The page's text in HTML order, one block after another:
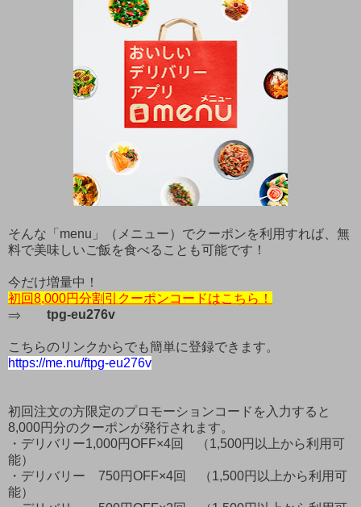
そんな「menu」（メニュー）でクーポンを利用すれば、無
料で美味しいご飯を食べることも可能です！
今だけ増量中！
初回8,000円分割引クーポンコードはこちら！
⇒ tpg-eu276v
こちらのリンクからでも簡単に登録できます。
https://me.nu/ftpg-eu276v
初回注文の方限定のプロモーションコードを入力すると
8,000円分のクーポンが発行されます。
・デリバリー1,000円OFF×4回 （1,500円以上から利用可
能）
・デリバリー 750円OFF×4回 （1,500円以上から利用可
能）